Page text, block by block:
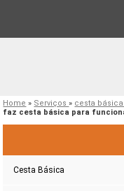
Home » Serviços» cesta
faz cesta básica para
Cesta Básica